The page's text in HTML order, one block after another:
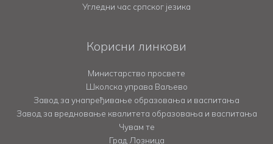
Угледни час српског језика
Корисни линкови
Министарство просвете
Школска управа Ваљево
Завод за унапређивање образовања и васпитања
Завод за вредновање квалитета образовања и васпитања
Чувам те
Град Лозница